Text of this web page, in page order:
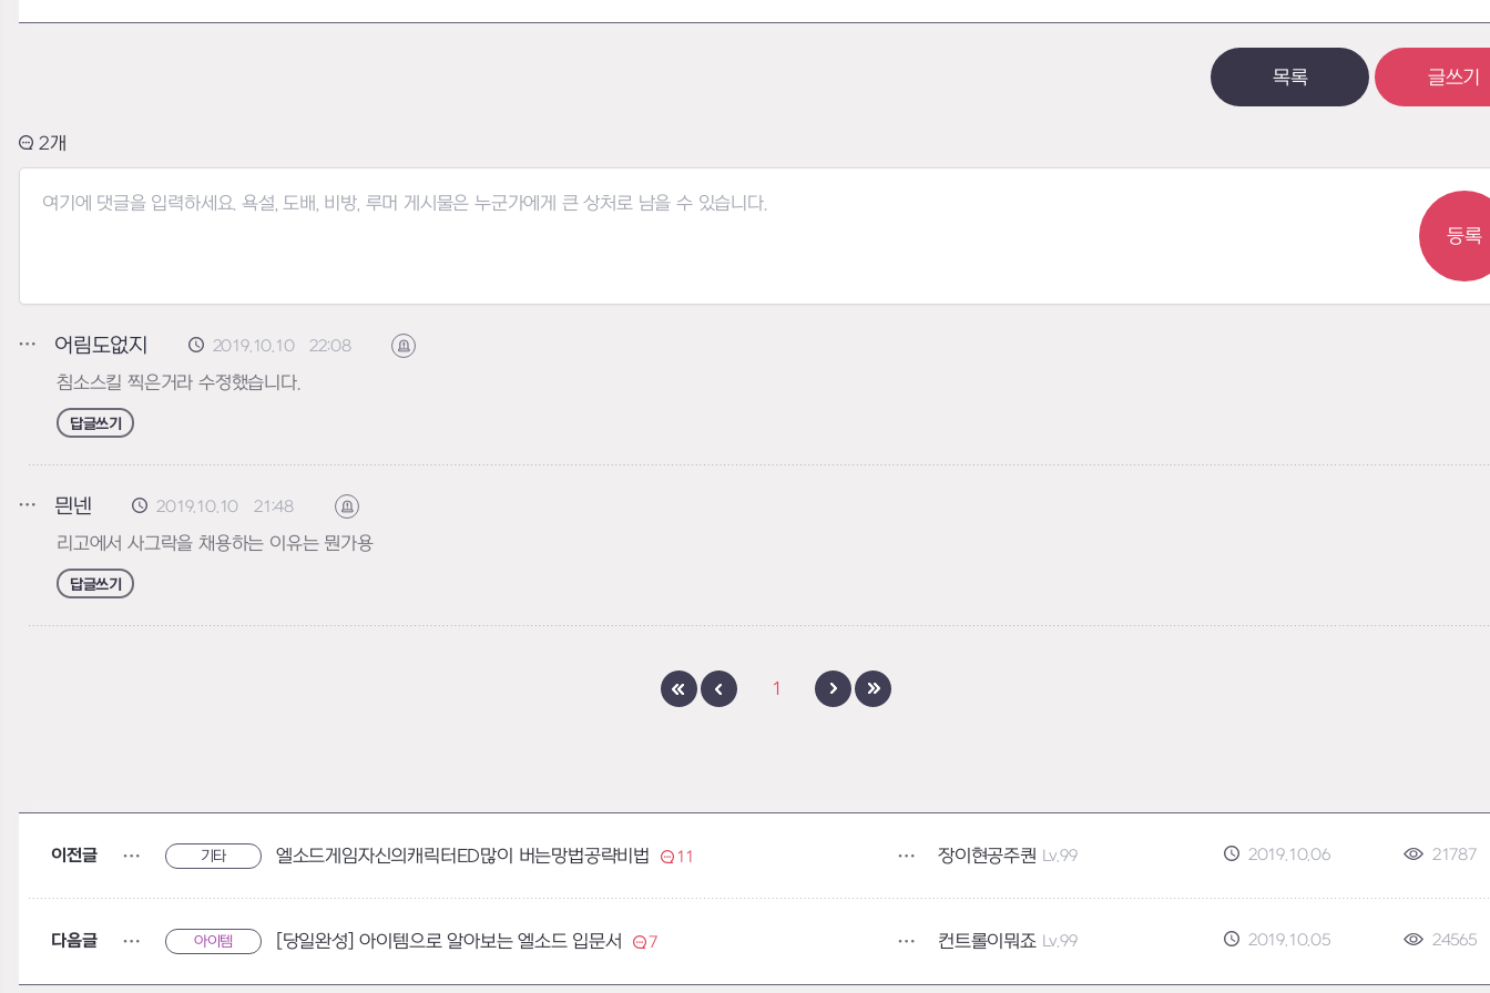
목록 글쓰기
2
등록
어림도없지 2019.10.10 22:08 신고하기
침소스킬 찍은거라 수정했습니다.
답글쓰기
믠넨 2019.10.10 21:48 신고하기
리고에서 사그락을 채용하는 이유는 뭔가용
답글쓰기
1
이전글 기타 엘소드게임자신의캐릭터ED많이 버는망법공략비법 11 장이현공주퀀 Lv.99 2019.10.06 21787
다음글 아이템 [당일완성] 아이템으로 알아보는 엘소드 입문서 7 컨트롤이뭐죠 Lv.99 2019.10.05 24565